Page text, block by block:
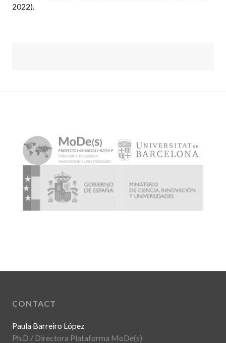
2022).
CONTACT
Paula Barreiro López
Ph.D / Directora Plataforma MoDe(s)